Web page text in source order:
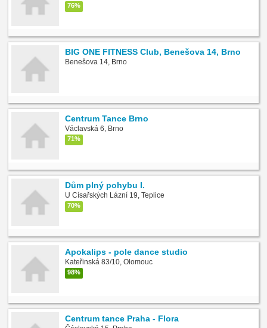
76%
BIG ONE FITNESS Club, Benešova 14, Brno
Benešova 14, Brno
Centrum Tance Brno
Václavská 6, Brno
71%
Dům plný pohybu I.
U Císařských Lázní 19, Teplice
70%
Apokalips - pole dance studio
Kateřinská 83/10, Olomouc
98%
Centrum tance Praha - Flora